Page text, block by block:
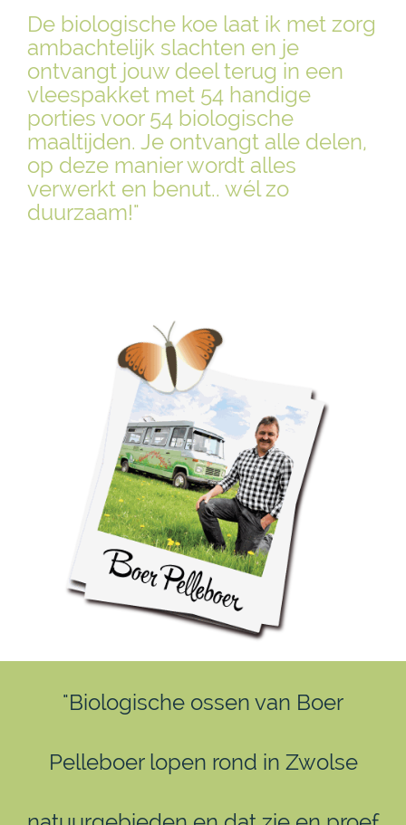
De biologische koe laat ik met zorg
ambachtelijk slachten en je
ontvangt jouw deel terug in een
vleespakket met 54 handige
porties voor 54 biologische
maaltijden. Je ontvangt alle delen,
op deze manier wordt alles
verwerkt en benut.. wél zo
duurzaam!"
"Biologische ossen van Boer
Pelleboer lopen rond in Zwolse